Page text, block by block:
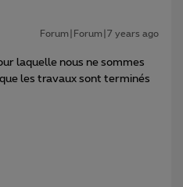
Forum|Forum|7 years ago
laquelle nous ne sommes
les travaux sont terminés